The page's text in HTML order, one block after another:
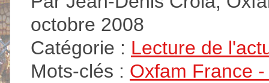
octobre 2008
Catégorie : Lecture de
Mots-clés : Oxfam France -